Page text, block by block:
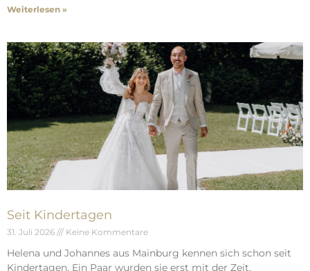
Weiterlesen »
Seit Kindertagen
31. Juli 2026 Keine Kommentare
Helena und Johannes aus Mainburg kennen sich schon seit
Kindertagen. Ein Paar wurden sie erst mit der Zeit.